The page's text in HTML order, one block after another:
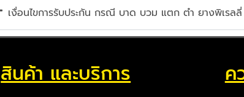
เงื่อนไขการรับประกัน กรณี บาด บวม แตก ตำ ยางพิเรลลี่
สินค้า และบริการ ค